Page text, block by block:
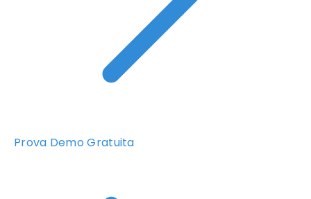
Prova Demo Gratuita